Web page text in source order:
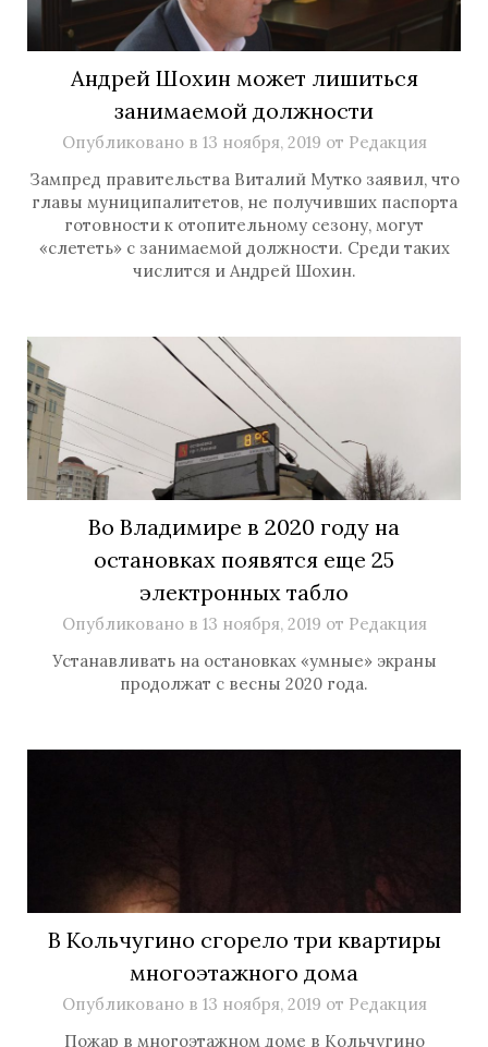
Андрей Шохин может лишиться
занимаемой должности
Опубликовано в 13 ноября, 2019 от Редакция
Зампред правительства Виталий Мутко заявил, что
главы муниципалитетов, не получивших паспорта
готовности к отопительному сезону, могут
«слететь» с занимаемой должности. Среди таких
числится и Андрей Шохин.
Во Владимире в 2020 году на
остановках появятся еще 25
электронных табло
Опубликовано в 13 ноября, 2019 от Редакция
Устанавливать на остановках «умные» экраны
продолжат с весны 2020 года.
В Кольчугино сгорело три квартиры
многоэтажного дома
Опубликовано в 13 ноября, 2019 от Редакция
Пожар в многоэтажном доме в Кольчугино